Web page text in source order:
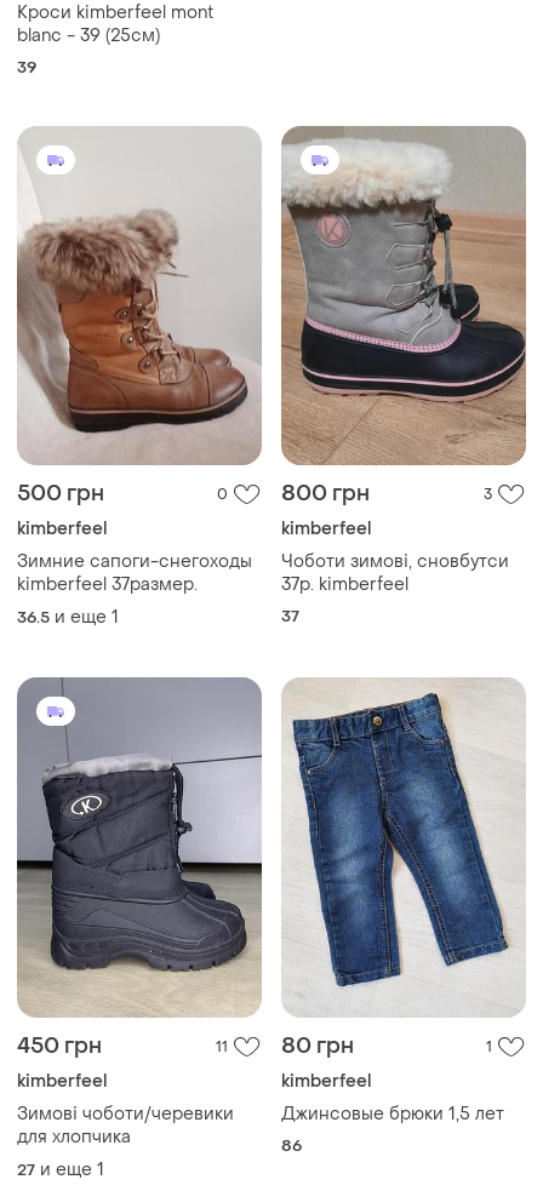
Кроси kimberfeel mont
blanc - 39 (25см)
39
500 грн 0
kimberfeel
Зимние сапоги-снегоходы
kimberfeel 37размер.
36.5 и еще 1
800 грн 3
kimberfeel
Чоботи зимові, сновбутси
37р. kimberfeel
37
450 грн 11
kimberfeel
Зимові чоботи/черевики
для хлопчика
27 и еще 1
80 грн 1
kimberfeel
Джинсовые брюки 1,5 лет
86